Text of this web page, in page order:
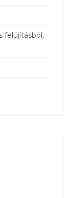
felújításból,